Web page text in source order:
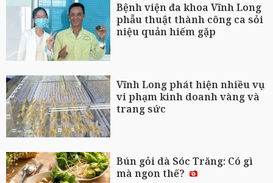
Bệnh viện đa khoa Vĩnh Long
phẫu thuật thành công ca sỏi
niệu quản hiếm gặp
Vĩnh Long phát hiện nhiều vụ
vi phạm kinh doanh vàng và
trang sức
Bún gỏi dà Sóc Trăng: Có gì
mà ngon thế?